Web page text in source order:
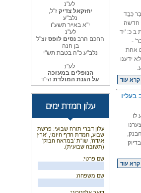
כָּבֵ֥ד
חדשה
רות ב כ: 'יד
-
אחת
ידענו
קרא עוד
לו
קרא עוד
לע"נ
יחזקאל צדיקז"ל,
נלב"ע
י"א באייר תשע"ו
לע"נ
החכם הרב נסים לופס זצ"ל
בן חנה
נלב"ע כ"ה בטבת תש"י
לע"נ
הנופלים במעrכה
על הגנת המולדת הי"ד
עלון דברי תורה שבועי: פרשת
שבוע, חמדת הדף היומי, 'ארץ
אגדה', שו"ת 'במראה הבזק'
(תשובה שבועית).
שם פרטי:
שם משפחה: